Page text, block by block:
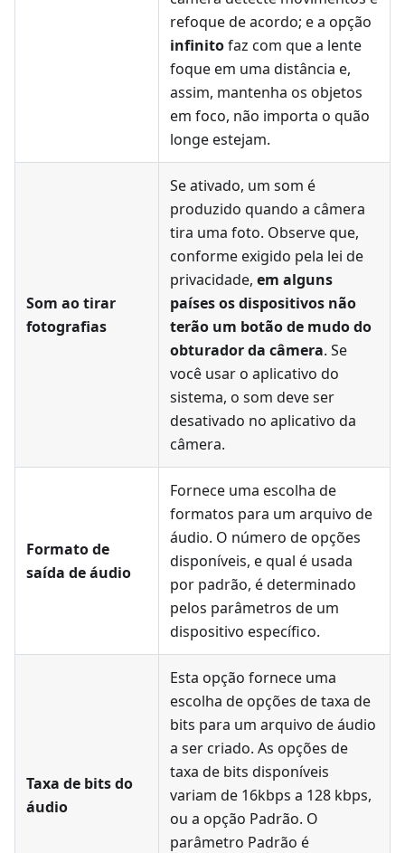
refoque de acordo; e a opção
infinitofaz com que a lente
foque em uma distância e,
assim, mantenha os objetos
em foco, não importa o quão
longe estejam.
Som ao tirar
fotografias
Se ativado, um som é
produzido quando a câmera
tira uma foto. Observe que,
conforme exigido pela lei de
privacidade, em alguns
países os dispositivos não
terão um botão de mudo do
obturador da câmera. Se
você usar o aplicativo do
sistema, o som deve ser
desativado no aplicativo da
câmera.
Formato de
saída de áudio
Fornece uma escolha de
formatos para um arquivo de
áudio. O número de opções
disponíveis, e qual é usada
por padrão, é determinado
pelos parâmetros de um
dispositivo específico.
Taxa de bits do
áudio
Esta opção fornece uma
escolha de opções de taxa de
bits para um arquivo de áudio
a ser criado. As opções de
taxa de bits disponíveis
variam de 16kbps a 128 kbps,
ou a opção Padrão. O
parâmetro Padrão é